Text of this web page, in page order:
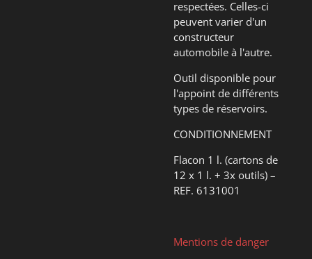
respectées. Celles-ci
peuvent varier d'un
constructeur
automobile à l'autre.
Outil disponible pour
l'appoint de différents
types de réservoirs.
CONDITIONNEMENT
Flacon 1 l. (cartons de
12 x 1 l. + 3x outils) –
REF. 6131001
Mentions de danger